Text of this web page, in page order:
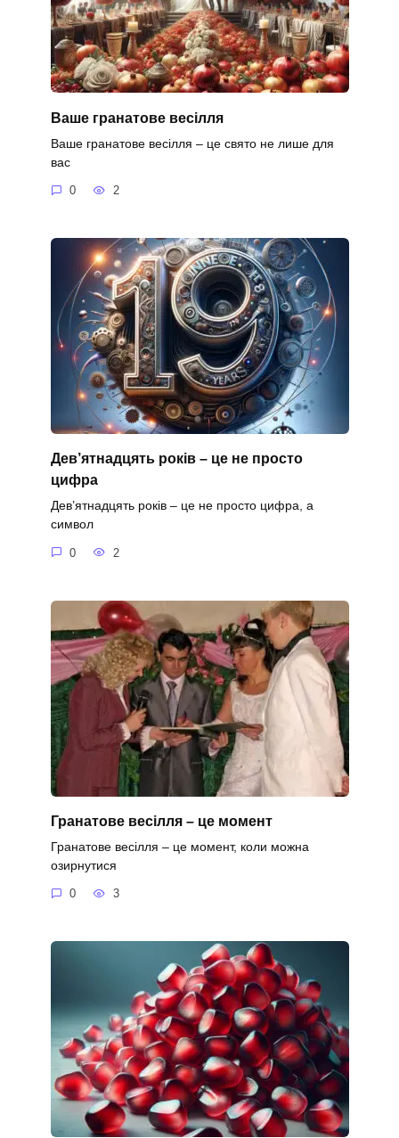
Ваше гранатове весілля
Ваше гранатове весілля – це свято не лише для
вас
0 2
Дев’ятнадцять років – це не просто
цифра
Дев’ятнадцять років – це не просто цифра, а
символ
0 2
Гранатове весілля – це момент
Гранатове весілля – це момент, коли можна
озирнутися
0 3